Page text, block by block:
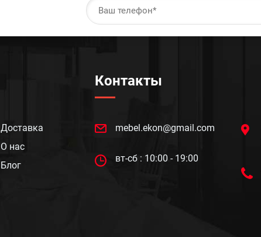
Доставка
О нас
Блог
Контакты
mebel.ekon@gmail.com
вт-сб : 10:00 - 19:00